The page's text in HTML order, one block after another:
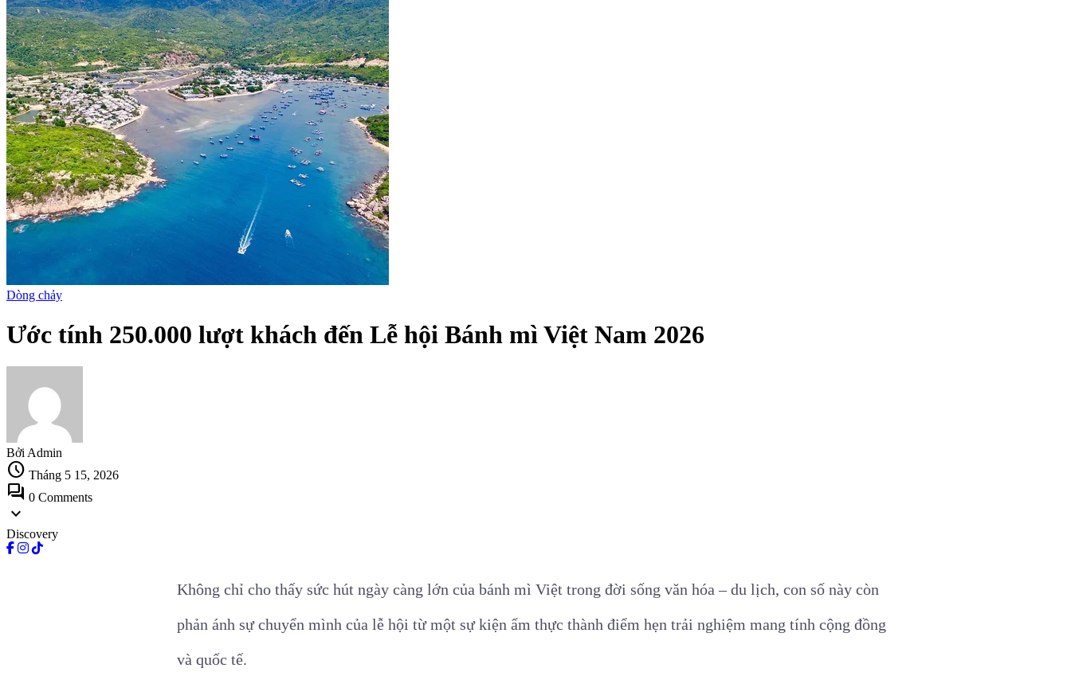
Dòng chảy
Ước tính 250.000 lượt khách đến Lễ hội Bánh mì Việt Nam 2026
Bởi Admin
schedule Tháng 5 15, 2026
forum 0 Comments
expand_more
Discovery
Không chỉ cho thấy sức hút ngày càng lớn của bánh mì Việt trong đời sống văn hóa – du lịch, con số này còn
phản ánh sự chuyển mình của lễ hội từ một sự kiện ẩm thực thành điểm hẹn trải nghiệm mang tính cộng đồng
và quốc tế.